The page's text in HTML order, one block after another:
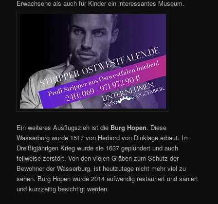
Erwachsene als auch für Kinder ein interessantes Museum.
Ein weiteres Ausflugszieh ist die Burg Hopen. Diese
Wasserburg wurde 1517 von Herbord von Dinklage erbaut. Im
Dreißigjährigen Krieg wurde sie 1637 geplündert und auch
teilweise zerstört. Von den vielen Gräben zum Schutz der
Bewohner der Wasserburg, ist heutzutage nicht mehr viel zu
sehen. Burg Hopen wurde 2014 aufwendig restauriert und saniert
und kurzzeitig besichtigt werden.